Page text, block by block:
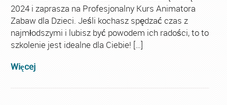
2024 i zaprasza na Profesjonalny Kurs Animatora
Zabaw dla Dzieci. Jeśli kochasz spędzać czas z
najmłodszymi i lubisz być powodem ich radości, to to
szkolenie jest idealne dla Ciebie! […]
Więcej